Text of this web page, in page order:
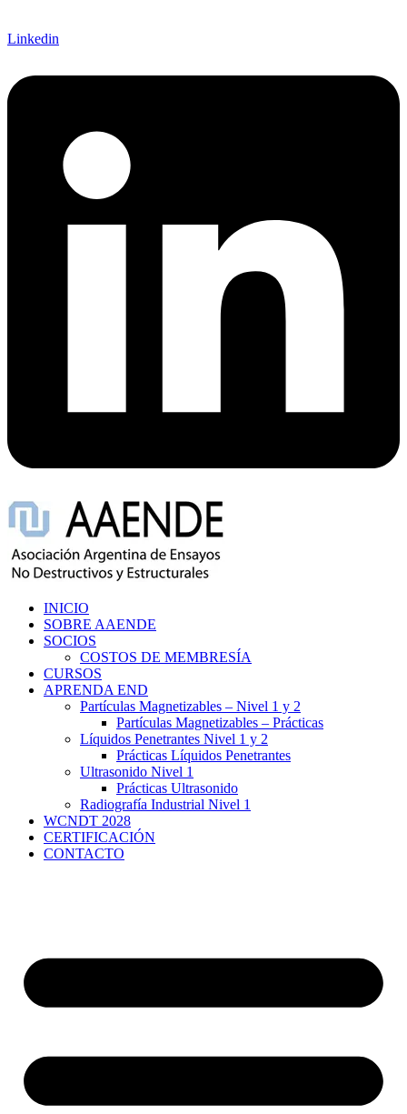
Linkedin
INICIO
SOBRE AAENDE
SOCIOS
COSTOS DE MEMBRESÍA
CURSOS
APRENDA END
Partículas Magnetizables – Nivel 1 y 2
Partículas Magnetizables – Prácticas
Líquidos Penetrantes Nivel 1 y 2
Prácticas Líquidos Penetrantes
Ultrasonido Nivel 1
Prácticas Ultrasonido
Radiografía Industrial Nivel 1
WCNDT 2028
CERTIFICACIÓN
CONTACTO